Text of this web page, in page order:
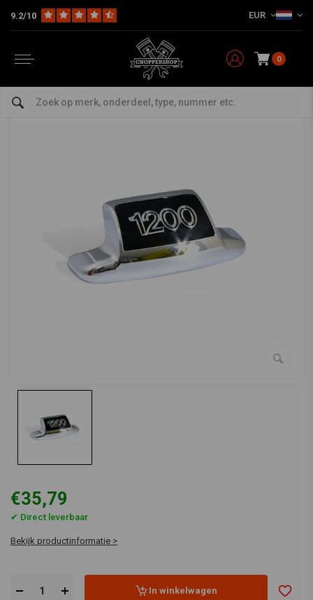
9.2/10 EUR
0
HD Spatborden Harley Achterspatbordpunt -1200- Chroom 49-84 BT
Achterspatbordpunt -1200- Chroom 49-84 BT
€35,79
✔ Direct leverbaar
Bekijk productinformatie >
In winkelwagen